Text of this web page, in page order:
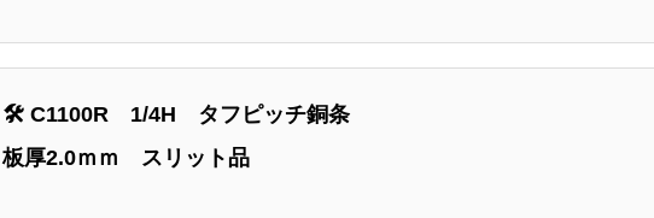
🛠 C1100R 1/4H タフピッチ銅条
板厚2.0ｍｍ スリット品